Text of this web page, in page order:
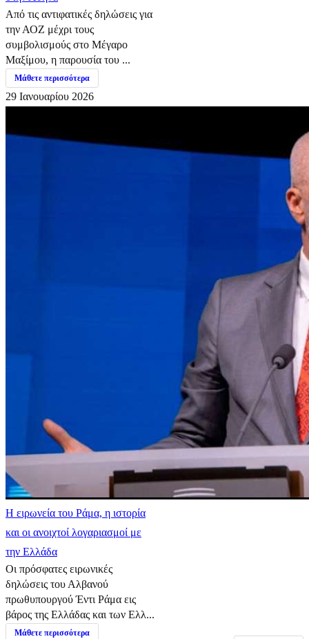
Από τις αντιφατικές δηλώσεις για
την ΑΟΖ μέχρι τους
συμβολισμούς στο Μέγαρο
Μαξίμου, η παρουσία του ...
Μάθετε περισσότερα
29 Ιανουαρίου 2026
Η ειρωνεία του Ράμα, η ιστορία
και οι ανοιχτοί λογαριασμοί με
την Ελλάδα
Οι πρόσφατες ειρωνικές
δηλώσεις του Αλβανού
πρωθυπουργού Έντι Ράμα εις
βάρος της Ελλάδας και των Ελλ...
Μάθετε περισσότερα